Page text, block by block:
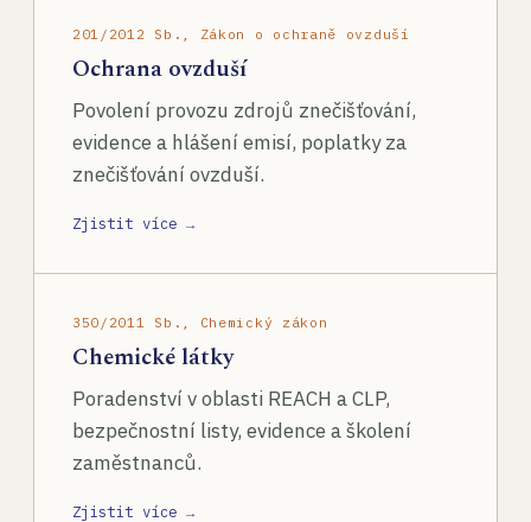
201/2012 Sb., Zákon o ochraně ovzduší
Ochrana ovzduší
Povolení provozu zdrojů znečišťování,
evidence a hlášení emisí, poplatky za
znečišťování ovzduší.
Zjistit více →
350/2011 Sb., Chemický zákon
Chemické látky
Poradenství v oblasti REACH a CLP,
bezpečnostní listy, evidence a školení
zaměstnanců.
Zjistit více →